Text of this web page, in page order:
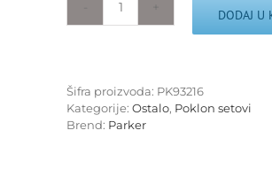
Parker
poklon
GT
-
Hemijska
DODAJ U
Šifra proizvoda: PK93216
Kategorije: Ostalo, Poklon setovi
Brend: Parker